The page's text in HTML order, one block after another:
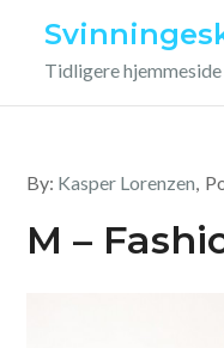
content
Tidligere
By: Kasper Lorenzen
M –